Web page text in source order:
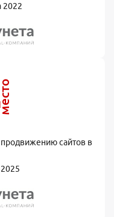
2022
продвижению сайтов в